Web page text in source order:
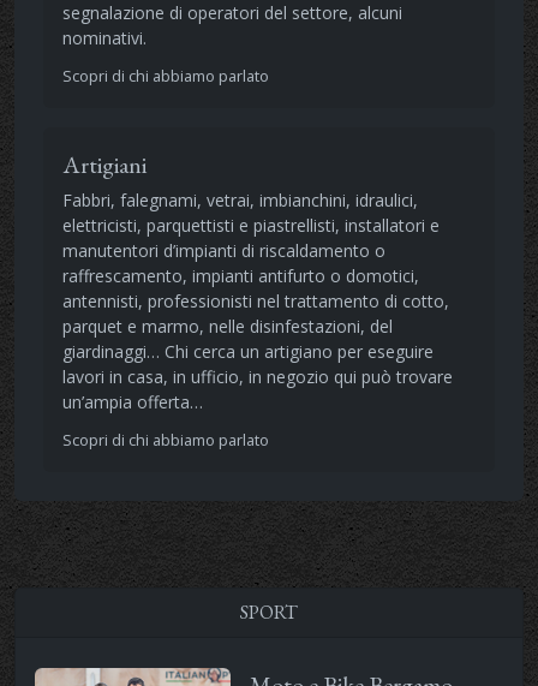
segnalazione di operatori del settore, alcuni
nominativi.
Scopri di chi abbiamo parlato
Artigiani
Fabbri, falegnami, vetrai, imbianchini, idraulici,
elettricisti, parquettisti e piastrellisti, installatori e
manutentori d’impianti di riscaldamento o
raffrescamento, impianti antifurto o domotici,
antennisti, professionisti nel trattamento di cotto,
parquet e marmo, nelle disinfestazioni, del
giardinaggi… Chi cerca un artigiano per eseguire
lavori in casa, in ufficio, in negozio qui può trovare
un’ampia offerta…
Scopri di chi abbiamo parlato
SPORT